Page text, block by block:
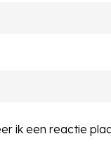
ik een reactie